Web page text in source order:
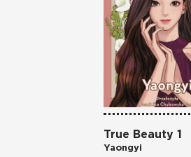
True Beauty 1
Yaongyi